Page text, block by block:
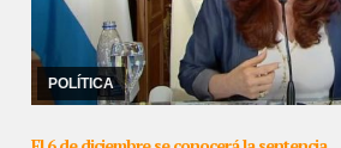
POLÍTICA
07/12/2022
Luego de conocerse la
la ex presidenta adelantó que no será
al Héctor Magnetto de Clarín, a ...